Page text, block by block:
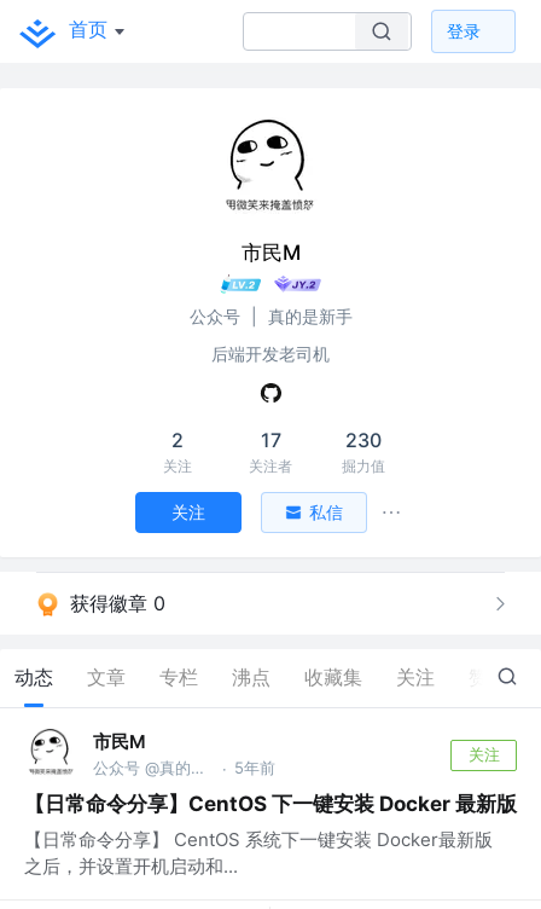
首页 登录
市民M
公众号
真的是新手
后端开发老司机
2
关注
17
关注者
230
掘力值
关注 私信
获得徽章 0
动态 文章 专栏 沸点 收藏集 关注 1
市民M
公众号 @真的是新手 · 5年前
关注
【日常命令分享】CentOS 下一键安装 Docker 最新版
【日常命令分享】 CentOS 系统下一键安装 Docker最新版
之后，并设置开机启动和...